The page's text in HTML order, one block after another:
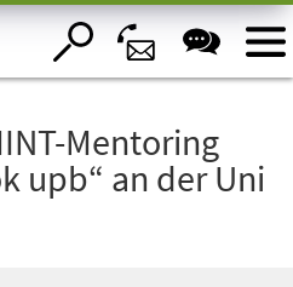
Mentoring
upb“ an der Uni